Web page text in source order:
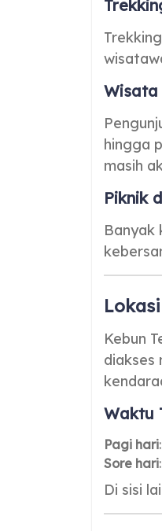
Wisata
hingga
masih
Piknik
Banyak
Kebun
diakses
Waktu
Pagi hari
Sore hari
Di sisi